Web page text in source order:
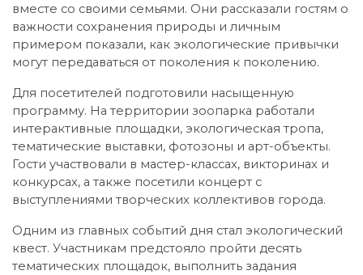
вместе со своими семьями. Они рассказали гостям о
важности сохранения природы и личным
примером показали, как экологические привычки
могут передаваться от поколения к поколению.
Для посетителей подготовили насыщенную
программу. На территории зоопарка работали
интерактивные площадки, экологическая тропа,
тематические выставки, фотозоны и арт-объекты.
Гости участвовали в мастер-классах, викторинах и
конкурсах, а также посетили концерт с
выступлениями творческих коллективов города.
Одним из главных событий дня стал экологический
квест. Участникам предстояло пройти десять
тематических площадок, выполнить задания